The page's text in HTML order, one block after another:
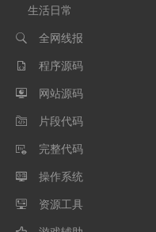
生活日常
 全网线报
 程序源码
 网站源码
 片段代码
 完整代码
 操作系统
 资源工具